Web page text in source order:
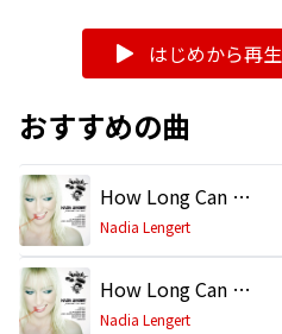
はじめから再生
おすすめの曲
How Long Can I Wait (Original Mix)
Nadia Lengert
How Long Can I Wait (Tapesh Remix)
Nadia Lengert